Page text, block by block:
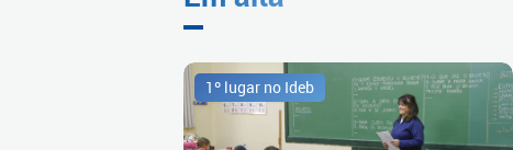
1º lugar no Ideb